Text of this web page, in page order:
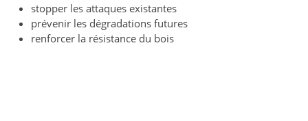
stopper les attaques existantes
prévenir les dégradations futures
renforcer la résistance du bois